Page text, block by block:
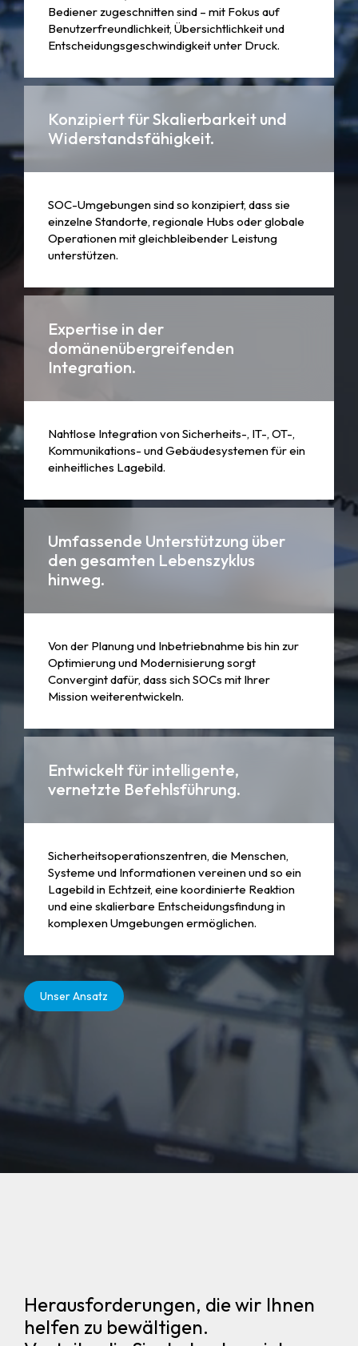
Bediener zugeschnitten sind – mit Fokus auf
Benutzerfreundlichkeit, Übersichtlichkeit und
Entscheidungsgeschwindigkeit unter Druck.
Konzipiert für Skalierbarkeit und
Widerstandsfähigkeit.
SOC-Umgebungen sind so konzipiert, dass sie
einzelne Standorte, regionale Hubs oder globale
Operationen mit gleichbleibender Leistung
unterstützen.
Expertise in der
domänenübergreifenden
Integration.
Nahtlose Integration von Sicherheits-, IT-, OT-,
Kommunikations- und Gebäudesystemen für ein
einheitliches Lagebild.
Umfassende Unterstützung über
den gesamten Lebenszyklus
hinweg.
Von der Planung und Inbetriebnahme bis hin zur
Optimierung und Modernisierung sorgt
Convergint dafür, dass sich SOCs mit Ihrer
Mission weiterentwickeln.
Entwickelt für intelligente,
vernetzte Befehlsführung.
Sicherheitsoperationszentren, die Menschen,
Systeme und Informationen vereinen und so ein
Lagebild in Echtzeit, eine koordinierte Reaktion
und eine skalierbare Entscheidungsfindung in
komplexen Umgebungen ermöglichen.
Unser Ansatz
Herausforderungen, die wir Ihnen
helfen zu bewältigen.